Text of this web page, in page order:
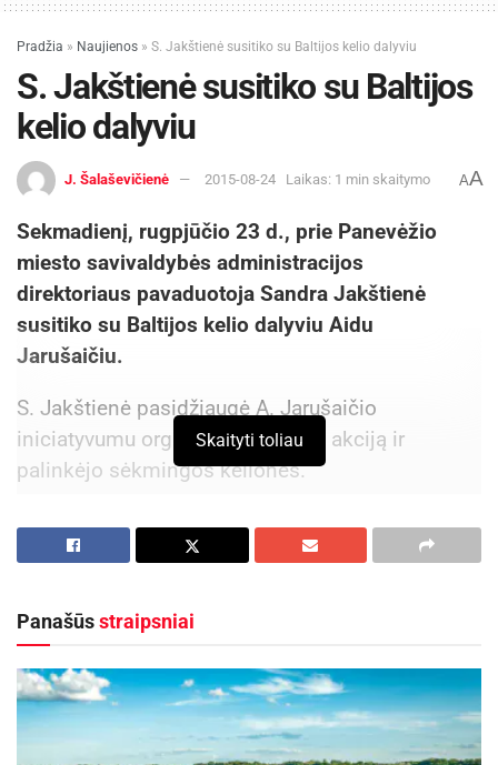
Pradžia » Naujienos » S. Jakštienė susitiko su Baltijos kelio dalyviu
S. Jakštienė susitiko su Baltijos
kelio dalyviu
J. Šalaševičienė 2015-08-24 Laikas: 1 min skaitymo AA
Sekmadienį, rugpjūčio 23 d., prie Panevėžio
miesto savivaldybės administracijos
direktoriaus pavaduotoja Sandra Jakštienė
susitiko su Baltijos kelio dalyviu Aidu
Jarušaičiu.
S. Jakštienė pasidžiaugė A. Jarušaičio
iniciatyvumu organizuoti unikalią akciją ir
palinkėjo sėkmingos kelionės.
Aktualios naujienos
2026-07-28
Europos Sąjungos sankcijos „Mere“ tinklo
savininkams: ekonominio saugumo ir solidarumo
su Ukraina užtikrinimas
2026-07-25
Skaityti toliau
Panašūsstraipsniai